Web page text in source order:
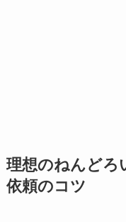
理想のねんどろ
依頼のコツ